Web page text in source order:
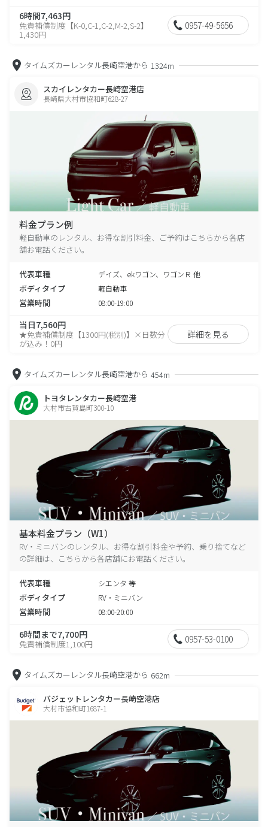
6時間7,463円
免責補償制度【K-0,C-1,C-2,M-2,S-2】
1,430円
0957-49-5656
タイムズカーレンタル長崎空港から 1324m
スカイレンタカー長崎空港店
長崎県大村市協和町628-27
料金プラン例
軽自動車のレンタル、お得な割引料金、ご予約はこちらから各店
舗お電話ください。
代表車種 デイズ、ekワゴン、ワゴンＲ 他
ボディタイプ 軽自動車
営業時間 08:00-19:00
当日7,560円
★免責補償制度【1300円(税別)】×日数分
が込み！0円
詳細を見る
タイムズカーレンタル長崎空港から 454m
トヨタレンタカー長崎空港
大村市古賀島町300-10
基本料金プラン（W1）
RV・ミニバンのレンタル、お得な割引料金や予約、乗り捨てなど
の詳細は、こちらから各店舗にお電話ください。
代表車種 シエンタ 等
ボディタイプ RV・ミニバン
営業時間 08:00-20:00
6時間まで7,700円
免責補償制度1,100円 0957-53-0100
タイムズカーレンタル長崎空港から 662m
バジェットレンタカー長崎空港店
大村市協和町1687-1